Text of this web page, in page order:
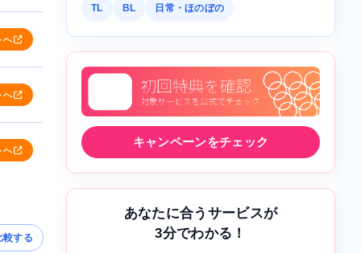
へ
へ
へ
較する
TL BL 日常・ほのぼの
キャンペーンをチェック
あなたに合うサービスが
3分でわかる！